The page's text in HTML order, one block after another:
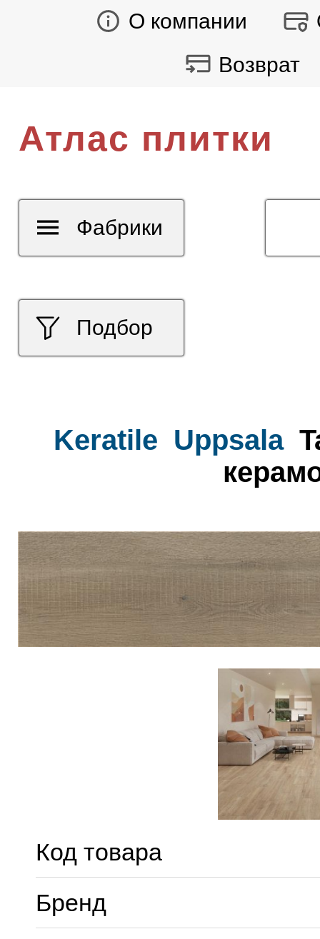
О компании
Возврат
Атлас плитки
Подбор
Фабрики
Keratile Uppsala
Код товара
Бренд